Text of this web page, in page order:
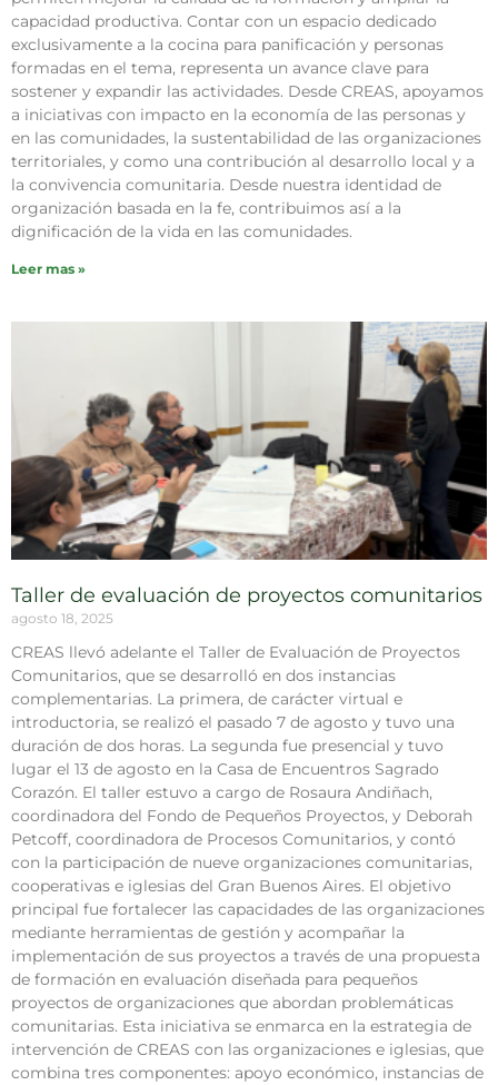
capacidad productiva. Contar con un espacio dedicado
exclusivamente a la cocina para panificación y personas
formadas en el tema, representa un avance clave para
sostener y expandir las actividades. Desde CREAS, apoyamos
a iniciativas con impacto en la economía de las personas y
en las comunidades, la sustentabilidad de las organizaciones
territoriales, y como una contribución al desarrollo local y a
la convivencia comunitaria. Desde nuestra identidad de
organización basada en la fe, contribuimos así a la
dignificación de la vida en las comunidades.
Leer mas »
Taller de evaluación de proyectos comunitarios
agosto 18, 2025
CREAS llevó adelante el Taller de Evaluación de Proyectos
Comunitarios, que se desarrolló en dos instancias
complementarias. La primera, de carácter virtual e
introductoria, se realizó el pasado 7 de agosto y tuvo una
duración de dos horas. La segunda fue presencial y tuvo
lugar el 13 de agosto en la Casa de Encuentros Sagrado
Corazón. El taller estuvo a cargo de Rosaura Andiñach,
coordinadora del Fondo de Pequeños Proyectos, y Deborah
Petcoff, coordinadora de Procesos Comunitarios, y contó
con la participación de nueve organizaciones comunitarias,
cooperativas e iglesias del Gran Buenos Aires. El objetivo
principal fue fortalecer las capacidades de las organizaciones
mediante herramientas de gestión y acompañar la
implementación de sus proyectos a través de una propuesta
de formación en evaluación diseñada para pequeños
proyectos de organizaciones que abordan problemáticas
comunitarias. Esta iniciativa se enmarca en la estrategia de
intervención de CREAS con las organizaciones e iglesias, que
combina tres componentes: apoyo económico, instancias de